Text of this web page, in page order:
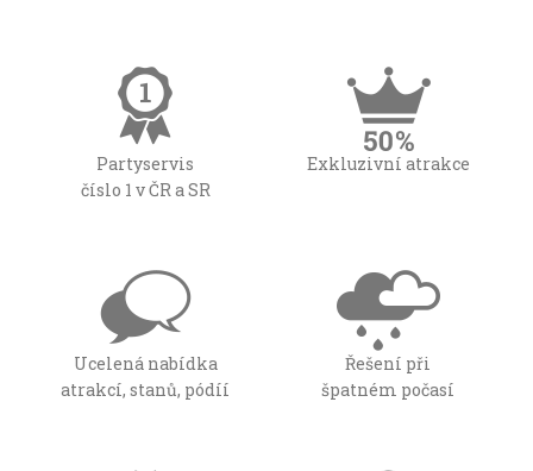
Partyservis
číslo 1 v ČR a SR
Exkluzivní atrakce
Ucelená nabídka
atrakcí, stanů, pódíí
Řešení při
špatném počasí